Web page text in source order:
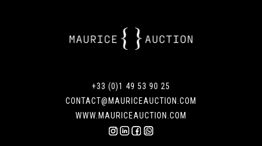
+33 (0)1 49 53 90 25
CONTACT@MAURICEAUCTION.COM
WWW.MAURICEAUCTION.COM